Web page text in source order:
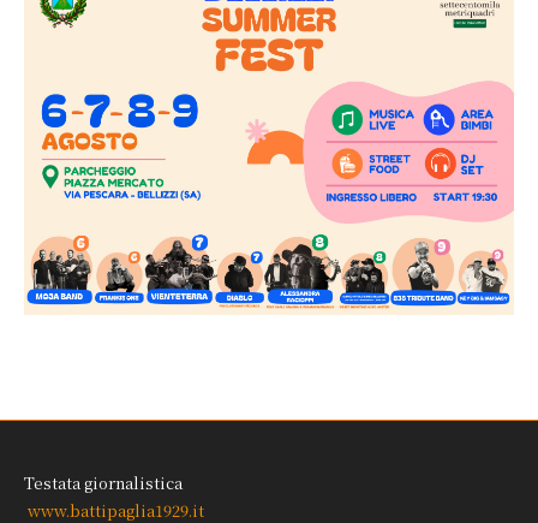
Testata giornalistica
www.battipaglia1929.it